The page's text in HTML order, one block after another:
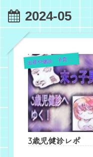
2024-05
出
産や健診、子育てレポ
3歳児健診レポ